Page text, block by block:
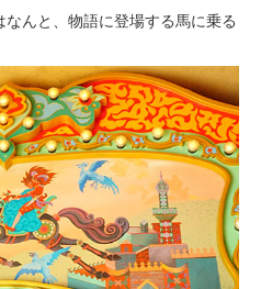
んと、物語に登場する馬に乗る